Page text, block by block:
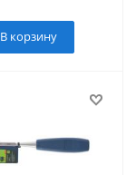
В корзину